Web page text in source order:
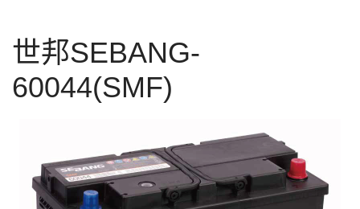
世邦SEBANG-
60044(SMF)